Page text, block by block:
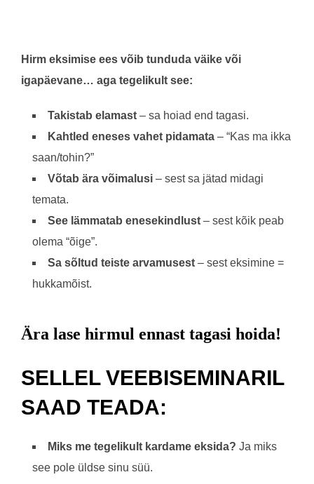
Hirm eksimise ees võib tunduda väike või
igapäevane… aga tegelikult see:
Takistab elamast – sa hoiad end tagasi.
Kahtled eneses vahet pidamata – “Kas ma ikka
saan/tohin?”
Võtab ära võimalusi – sest sa jätad midagi
temata.
See lämmatab enesekindlust – sest kõik peab
olema “õige”.
Sa sõltud teiste arvamusest – sest eksimine =
hukkamõist.
Ära lase hirmul ennast tagasi hoida!
SELLEL VEEBISEMINARIL
SAAD TEADA:
Miks me tegelikult kardame eksida? Ja miks
see pole üldse sinu süü.